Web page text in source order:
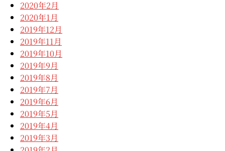
2020年2月
2020年1月
2019年12月
2019年11月
2019年10月
2019年9月
2019年8月
2019年7月
2019年6月
2019年5月
2019年4月
2019年3月